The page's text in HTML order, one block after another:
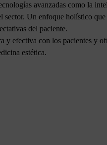
avanzadas como la
sector. Un enfoque holístico
del paciente.
y efectiva con los pacientes y
estética.